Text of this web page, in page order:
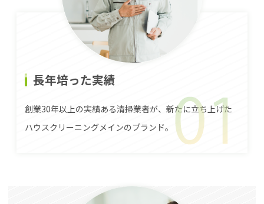
長年培った実績
創業30年以上の実績ある清掃業者が、新たに立ち上げた
ハウスクリーニングメインのブランド。